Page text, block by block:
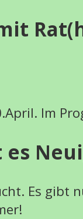
Im
es
Es gibt